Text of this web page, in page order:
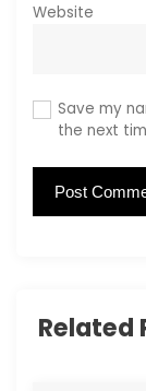
Website
Save my
the next
Related